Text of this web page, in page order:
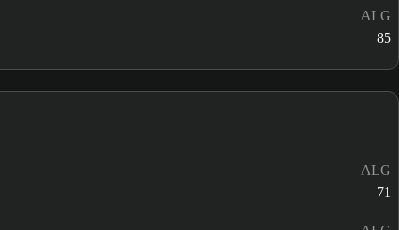
ALG
85
ALG
71